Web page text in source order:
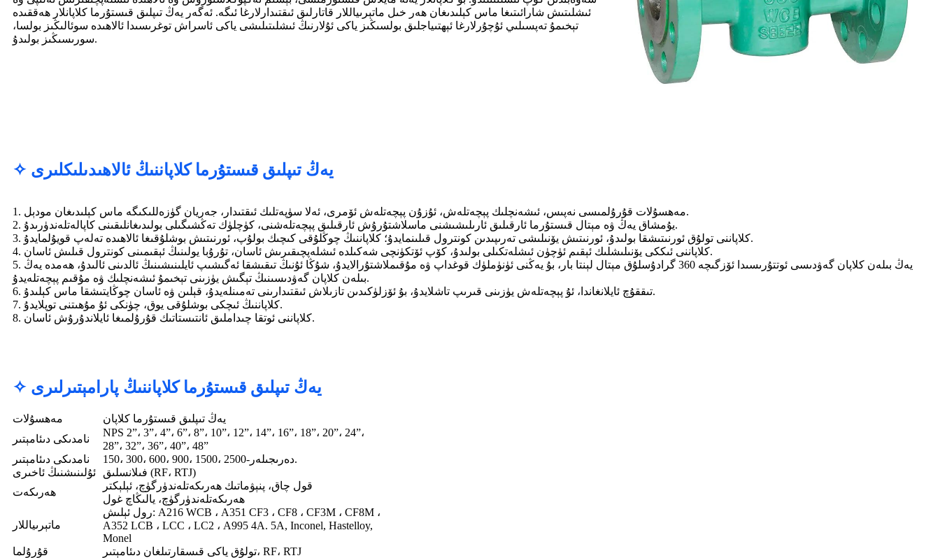
ئىشلىتىش شارائىتىغا ماس كېلىدىغان ھەر خىل ماتېرىياللار قاتارلىق ئىقتىدارلارغا ئىگە. ئەگەر يەڭ تىپلىق قىستۇرما كلاپانلار ھەققىدە
تېخىمۇ تەپسىلىي ئۇچۇرلارغا ئېھتىياجلىق بولسىڭىز ياكى ئۇلارنىڭ ئىشلىتىلىشى ياكى ئاسراش توغرىسىدا ئالاھىدە سوئالىڭىز بولسا،
سورىسىڭىز بولىدۇ.
✧ يەڭ تىپلىق قىستۇرما كلاپاننىڭ ئالاھىدىلىكلىرى
1. مەھسۇلات قۇرۇلمىسى نەپىس، ئىشەنچلىك پېچەتلەش، ئۇزۇن پېچەتلەش ئۆمرى، ئەلا سۈپەتلىك ئىقتىدار، جەريان گۈزەللىكىگە ماس كېلىدىغان مودېل.
2. يۇمشاق يەڭ ۋە مېتال قىستۇرما ئارقىلىق ئارىلىشىشنى ماسلاشتۇرۇش ئارقىلىق پېچەتلەشنى، كۈچلۈك تەڭشىگىلى بولىدىغانلىقىنى كاپالەتلەندۈرىدۇ.
3. كلاپاننى تولۇق ئورنىتىشقا بولىدۇ، ئورنىتىش يۆنىلىشى تەرىپىدىن كونترول قىلىنمايدۇ؛ كلاپاننىڭ چوڭلۇقى كىچىك بولۇپ، ئورنىتىش بوشلۇقىغا ئالاھىدە تەلەپ قويۇلمايدۇ.
4. كلاپاننى ئىككى يۆنىلىشلىك ئېقىم ئۈچۈن ئىشلەتكىلى بولىدۇ، كۆپ ئۆتكۈنچى شەكىلدە ئىشلەپچىقىرىش ئاسان، تۇرۇبا يولىنىڭ ئېقىمىنى كونترول قىلىش ئاسان.
5. يەڭ بىلەن كلاپان گەۋدىسى ئوتتۇرىسىدا ئۆزگىچە 360 گرادۇسلۇق مېتال لېنتا بار، بۇ يەڭنى ئۈنۈملۈك قوغداپ ۋە مۇقىملاشتۇرالايدۇ، شۇڭا ئۇنىڭ تىقىشقا ئەگىشىپ ئايلىنىشىنىڭ ئالدىنى ئالىدۇ، ھەمدە يەڭ
بىلەن كلاپان گەۋدىسىنىڭ تېگىش يۈزىنى تېخىمۇ ئىشەنچلىك ۋە مۇقىم پېچەتلەيدۇ.
6. تىققۇچ ئايلانغاندا، ئۇ پېچەتلەش يۈزىنى قىرىپ تاشلايدۇ، بۇ ئۆزلۈكىدىن تازىلاش ئىقتىدارىنى تەمىنلەيدۇ، قېلىن ۋە ئاسان چوڭايتىشقا ماس كېلىدۇ.
7. كلاپاننىڭ ئىچكى بوشلۇقى يوق، چۈنكى ئۇ مۇھىتنى توپلايدۇ.
8. كلاپاننى ئوتقا چىداملىق ئانتىستاتىك قۇرۇلمىغا ئايلاندۇرۇش ئاسان.
✧ يەڭ تىپلىق قىستۇرما كلاپاننىڭ پارامېتىرلىرى
مەھسۇلات
يەڭ تىپلىق قىستۇرما كلاپان
نامدىكى دىئامېتىر
NPS 2”، 3”، 4”، 6”، 8”، 10”، 12”، 14”، 16”، 18”، 20”، 24”،
28”، 32”، 36”، 40”، 48”
نامدىكى دىئامېتىر
150، 300، 600، 900، 1500، 2500-دەرىجىلەر.
ئۇلىنىشنىڭ ئاخىرى
فىلانسلىق (RF، RTJ)
ھەرىكەت
قول چاق، پنېۋماتىك ھەرىكەتلەندۈرگۈچ، ئېلېكتر
ھەرىكەتلەندۈرگۈچ، يالىڭاچ غول
ماتېرىياللار
رول ئېلىش: A216 WCB ، A351 CF3 ، CF8 ، CF3M ، CF8M ،
A352 LCB ، LCC ، LC2 ، A995 4A. 5A, Inconel, Hastelloy,
Monel
قۇرۇلما
تولۇق ياكى قىسقارتىلغان دىئامېتىر، RF، RTJ